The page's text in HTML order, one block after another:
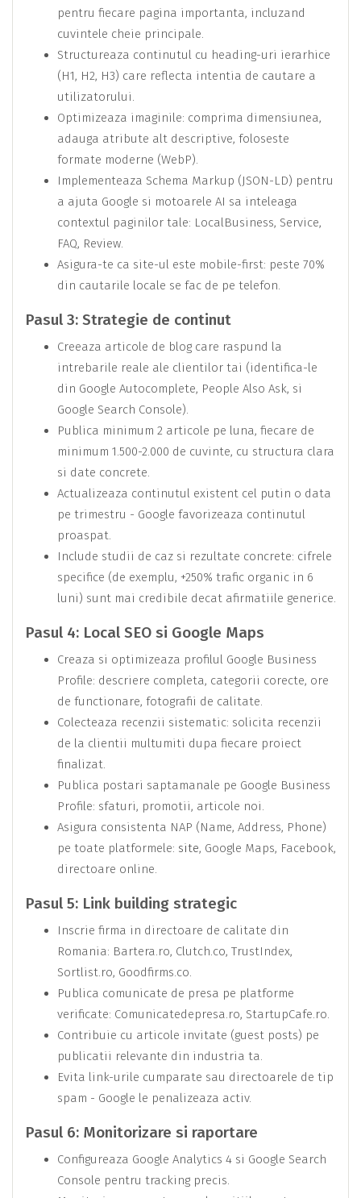
pentru fiecare pagina importanta, incluzand
cuvintele cheie principale.
Structureaza continutul cu heading-uri ierarhice
(H1, H2, H3) care reflecta intentia de cautare a
utilizatorului.
Optimizeaza imaginile: comprima dimensiunea,
adauga atribute alt descriptive, foloseste
formate moderne (WebP).
Implementeaza Schema Markup (JSON-LD) pentru
a ajuta Google si motoarele AI sa inteleaga
contextul paginilor tale: LocalBusiness, Service,
FAQ, Review.
Asigura-te ca site-ul este mobile-first: peste 70%
din cautarile locale se fac de pe telefon.
Pasul 3: Strategie de continut
Creeaza articole de blog care raspund la
intrebarile reale ale clientilor tai (identifica-le
din Google Autocomplete, People Also Ask, si
Google Search Console).
Publica minimum 2 articole pe luna, fiecare de
minimum 1.500-2.000 de cuvinte, cu structura clara
si date concrete.
Actualizeaza continutul existent cel putin o data
pe trimestru - Google favorizeaza continutul
proaspat.
Include studii de caz si rezultate concrete: cifrele
specifice (de exemplu, +250% trafic organic in 6
luni) sunt mai credibile decat afirmatiile generice.
Pasul 4: Local SEO si Google Maps
Creaza si optimizeaza profilul Google Business
Profile: descriere completa, categorii corecte, ore
de functionare, fotografii de calitate.
Colecteaza recenzii sistematic: solicita recenzii
de la clientii multumiti dupa fiecare proiect
finalizat.
Publica postari saptamanale pe Google Business
Profile: sfaturi, promotii, articole noi.
Asigura consistenta NAP (Name, Address, Phone)
pe toate platformele: site, Google Maps, Facebook,
directoare online.
Pasul 5: Link building strategic
Inscrie firma in directoare de calitate din
Romania: Bartera.ro, Clutch.co, TrustIndex,
Sortlist.ro, Goodfirms.co.
Publica comunicate de presa pe platforme
verificate: Comunicatedepresa.ro, StartupCafe.ro.
Contribuie cu articole invitate (guest posts) pe
publicatii relevante din industria ta.
Evita link-urile cumparate sau directoarele de tip
spam - Google le penalizeaza activ.
Pasul 6: Monitorizare si raportare
Configureaza Google Analytics 4 si Google Search
Console pentru tracking precis.